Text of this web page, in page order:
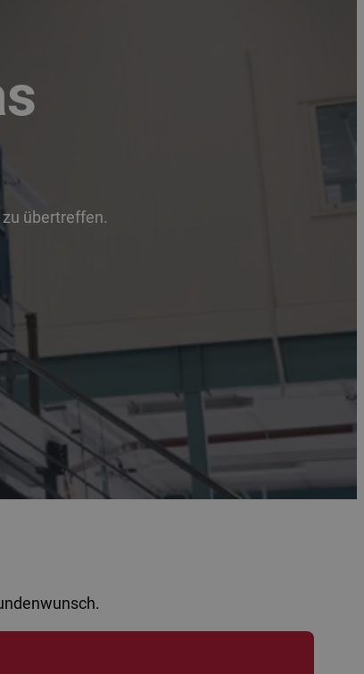
übertreffen.